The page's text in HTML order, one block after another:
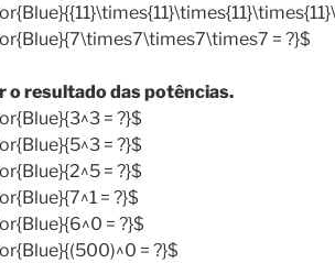
= ?}$
o resultado das potências.
= ?}$
= ?}$
= ?}$
= ?}$
= ?}$
= ?}$